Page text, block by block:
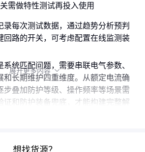
需做特性测试再投入使用
录每次测试数据，通过趋势分析预判
回路的开关，可考虑配置在线监测装
统匹配问题，需要串联电气参数、
和长期维护四重维度。从额定电流确
步叠加防护等级、操作频率等场景需
证和防护装备兜底，才能构建完整解
展开更多内容 
想找货源？